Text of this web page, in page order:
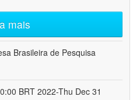
mais
Brasileira de Pesquisa
BRT 2022-Thu Dec 31